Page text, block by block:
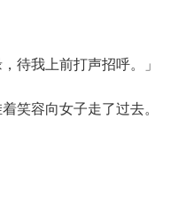
我上前打声招呼。」
容向女子走了过去。